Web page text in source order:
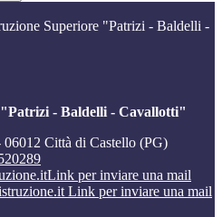
Superiore "Patrizi - Baldelli -
- Baldelli - Cavallotti"
Città di Castello (PG)
Link per inviare una mail
Link per inviare una mail